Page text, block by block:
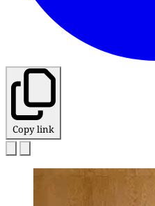
Copy link